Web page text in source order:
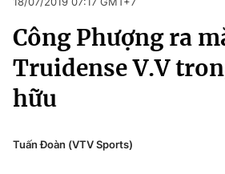
Chuyên mục
Chính trị
Xã hội
Pháp luật
Kinh tế
Thể thao
Truyền hình
Đời sống
Công Phượng ra
Truidense V.V
hữu
Tuấn Đoàn (VTV Sports)